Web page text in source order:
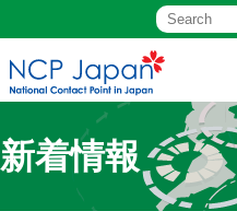
新着情報